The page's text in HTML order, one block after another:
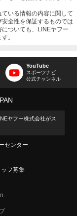
いる情報の内容に関して
全性を保証するものでは
ついても、LINEヤフー
。
YouTube
スポーツナビ
公式チャンネル
ヤフー株式会社がス
センター
ッフ募集